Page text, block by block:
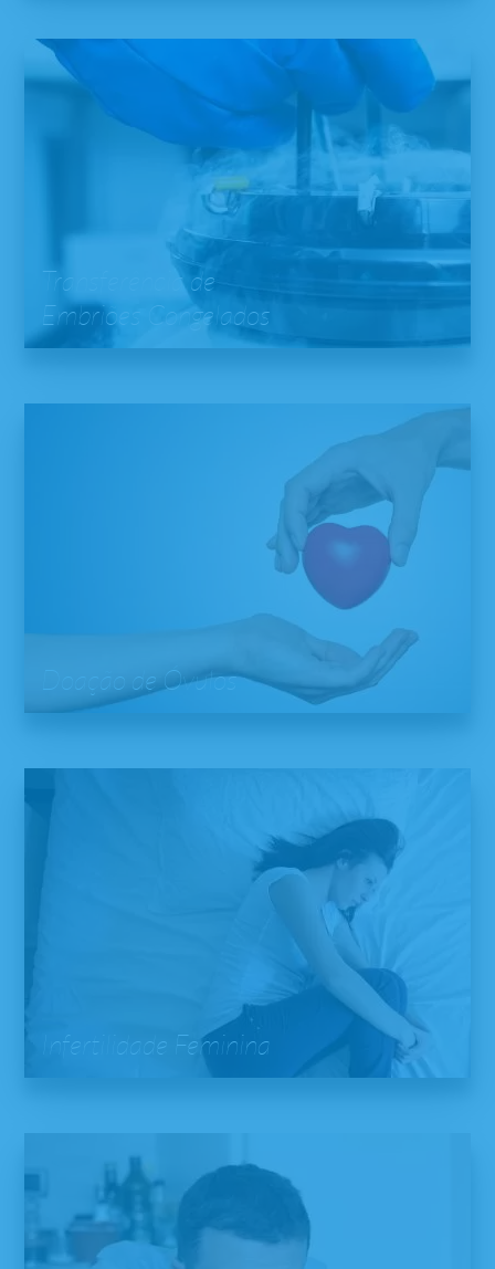
Transferência de
Embriões Congelados
Doação de Óvulos
Infertilidade Feminina